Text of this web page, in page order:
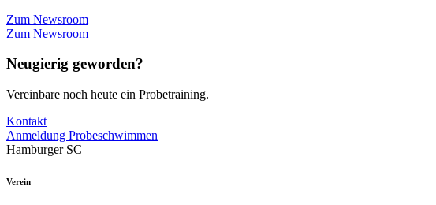
Zum Newsroom
Zum Newsroom
Neugierig geworden?
Vereinbare noch heute ein Probetraining.
Kontakt
Anmeldung Probeschwimmen
Hamburger SC
Verein